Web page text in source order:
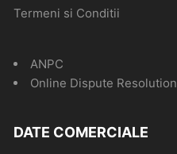
Termeni si Conditii
ANPC
Online Dispute Resolution
DATE COMERCIALE